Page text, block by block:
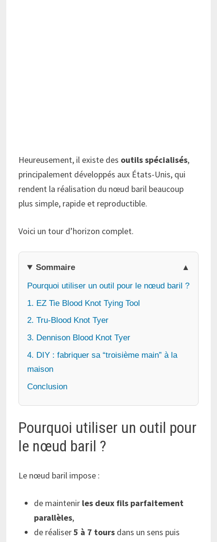
Heureusement, il existe des outils spécialisés,
principalement développés aux États-Unis, qui
rendent la réalisation du nœud baril beaucoup
plus simple, rapide et reproductible.
Voici un tour d’horizon complet.
Sommaire
Pourquoi utiliser un outil pour le nœud baril ?
1. EZ Tie Blood Knot Tying Tool
2. Tru-Blood Knot Tyer
3. Dennison Blood Knot Tyer
4. DIY : fabriquer sa “troisième main” à la
maison
Conclusion
Pourquoi utiliser un outil pour
le nœud baril ?
Le nœud baril impose :
de maintenir les deux fils parfaitement
parallèles,
de réaliser5 à 7 toursdans un sens puis